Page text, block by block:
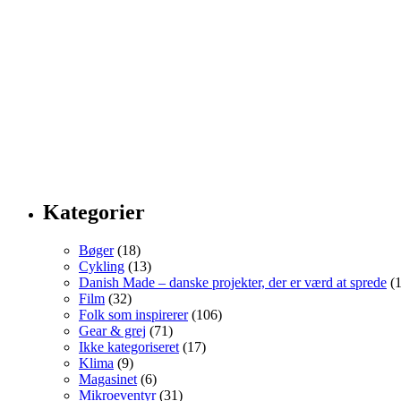
Kategorier
Bøger(18)
Cykling (13)
Danish Made – danske projekter, der er værd at sprede
Film (32)
Folk som inspirerer(106)
Gear & grej (71)
Ikke kategoriseret (17)
Klima (9)
Magasinet (6)
Mikroeventyr(31)